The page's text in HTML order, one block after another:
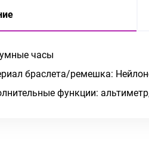
часы
браслета/ремешка:
функции: